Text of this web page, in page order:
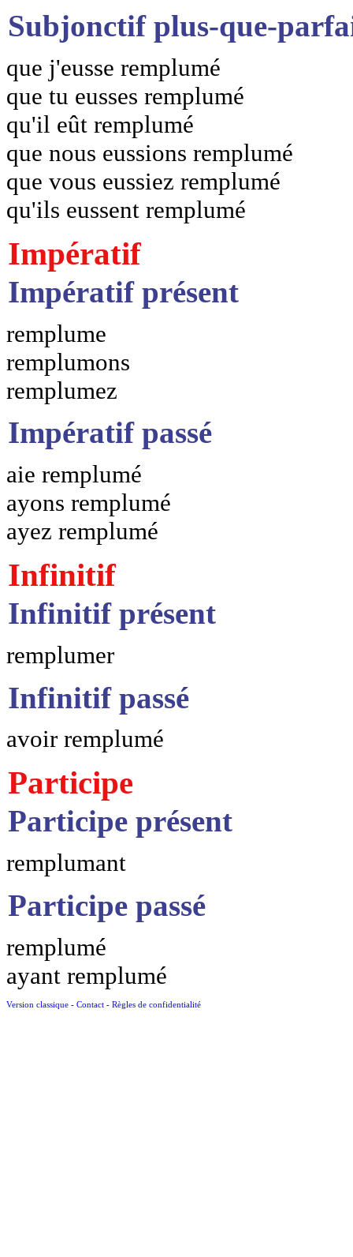
Subjonctif plus-que-
que j'eusse remplumé
que tu eusses remplumé
qu'il eût remplumé
que nous eussions remplumé
que vous eussiez remplumé
qu'ils eussent remplumé
Impératif
Impératif présent
remplume
remplumons
remplumez
Impératif passé
aie remplumé
ayons remplumé
ayez remplumé
Infinitif
Infinitif présent
remplumer
Infinitif passé
avoir remplumé
Participe
Participe présent
remplumant
Participe passé
remplumé
ayant remplumé
Version classique - Contact - Règles de confidentialité